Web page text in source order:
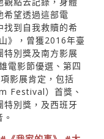
希望透過這部電
找到自我救贖的希
》，曾獲2016年臺
特別獎及南方影展
電影節優選、第四
影展肯定，包括
Festival）首獎、
特別獎，及西班牙